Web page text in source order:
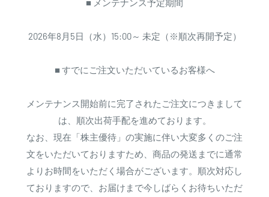
■ メンテナンス予定期間
2026年8月5日（水）15:00～ 未定（※順次再開予定）
■ すでにご注文いただいているお客様へ
メンテナンス開始前に完了されたご注文につきまして
は、順次出荷手配を進めております。
なお、現在「株主優待」の実施に伴い大変多くのご注
文をいただいておりますため、商品の発送までに通常
よりお時間をいただく場合がございます。順次対応し
ておりますので、お届けまで今しばらくお待ちいただ